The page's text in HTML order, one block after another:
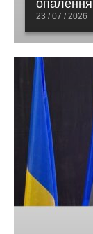
23 / 07 / 2026